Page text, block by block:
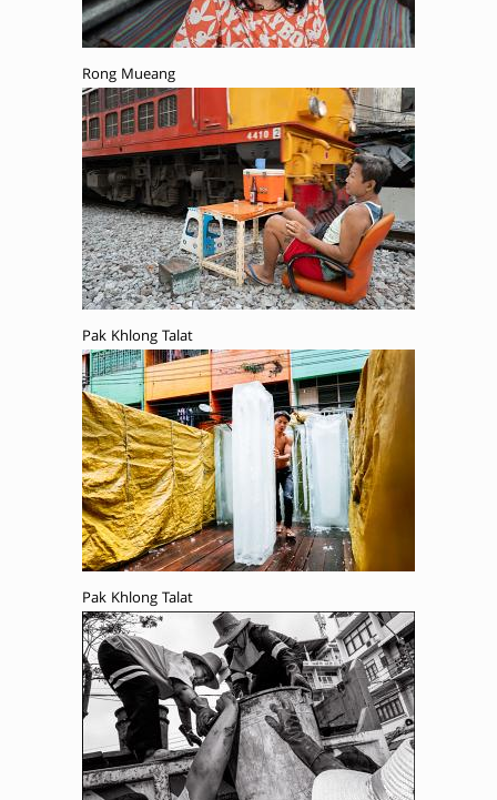
Rong Mueang
Pak Khlong Talat
Pak Khlong Talat